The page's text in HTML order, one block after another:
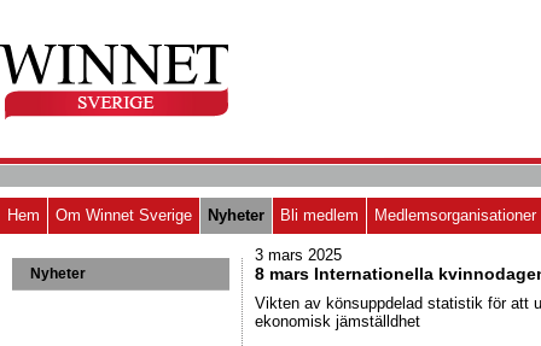
Hem Om Winnet Sverige Nyheter Bli medlem Medlemsorganisationer
Nyheter
3 mars 2025
8 mars Internationella
Vikten av könsuppdelad statistik för att
ekonomisk jämställdhet